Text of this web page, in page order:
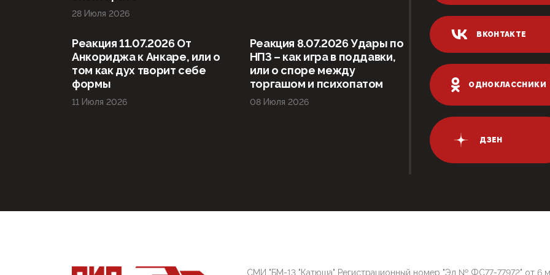
28 Июля 2026
Реакция 11.07.2026 От
Анкориджа к Анкаре, или о
том как дух творит себе
формы
11 Июля 2026
Реакция 8.07.2026 Удары по
НПЗ – как игра в поддавки,
или о споре между
торгашом и психопатом
08 Июля 2026
ВКОНТАКТЕ
ОДНОКЛАССНИКИ
ДЗЕН
СМИ "БМ-13 "Катюша" Регистрационный номер "Эл № ФС77-77972" от 6